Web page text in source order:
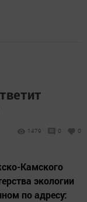
1479 0 0
Камского
экологии
по адресу: